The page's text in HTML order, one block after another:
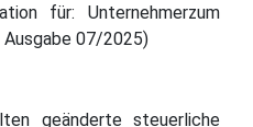
für: Unternehmerzum
Ausgabe 07/2025)
geänderte steuerliche